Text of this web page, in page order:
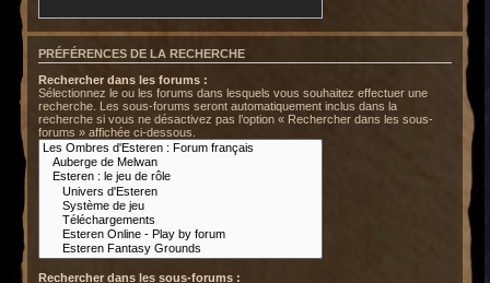
PRÉFÉRENCES DE LA RECHERCHE
Rechercher dans les forums :
Sélectionnez le ou les forums dans lesquels vous souhaitez effectuer une
recherche. Les sous-forums seront automatiquement inclus dans la
recherche si vous ne désactivez pas l’option « Rechercher dans les sous-
forums » affichée ci-dessous.
Rechercher dans les sous-forums :